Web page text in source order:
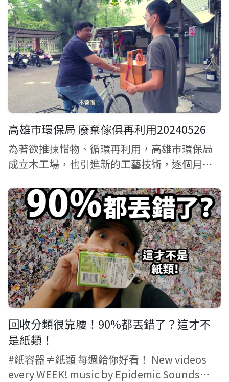
高雄市環保局 廢棄傢俱再利用20240526
為著欲推捒惜物、循環再利用，高雄市環保局
成立木工場，也引進新的工藝技術，逐個月修
遮的再生家具會當繼續使用，一年也替公庫增
加140萬收入。
回收分類很靠腰！90%都丟錯了？這才不
是紙類！
#紙容器≠紙類 每週給你好看！ New videos
every WEEK! music by Epidemic Sounds